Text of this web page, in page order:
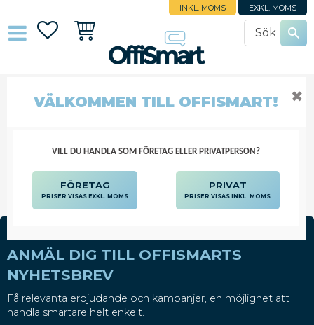
INKL. MOMS EXKL. MOMS
FavoriterKundvagn
THERMO
ANMÄL DIG TILL OFFISMARTS
NYHETSBREV
Få relevanta erbjudande och kampanjer, en möjlighet att
handla smartare helt enkelt.
VÄLKOMMEN TILL OFFISMART!
VILL DU HANDLA SOM FÖRETAG ELLER PRIVATPERSON?
FÖRETAG
PRISER VISAS EXKL. MOMS
PRIVAT
PRISER VISAS INKL. MOMS
✖